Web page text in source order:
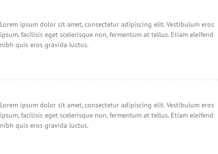
Lorem ipsum dolor sit amet, consectetur adipiscing elit. Vestibulum eros
ipsum, facilisis eget scelerisque non, fermentum at tellus. Etiam eleifend
nibh quis eros gravida luctus.
Lorem ipsum dolor sit amet, consectetur adipiscing elit. Vestibulum eros
ipsum, facilisis eget scelerisque non, fermentum at tellus. Etiam eleifend
nibh quis eros gravida luctus.